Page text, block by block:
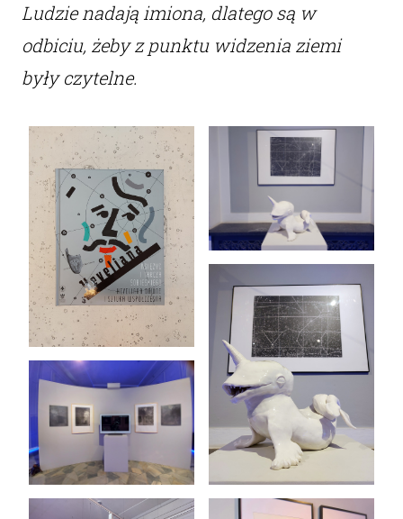
Ludzie nadają imiona, dlatego są w
odbiciu, żeby z punktu widzenia ziemi
były czytelne.